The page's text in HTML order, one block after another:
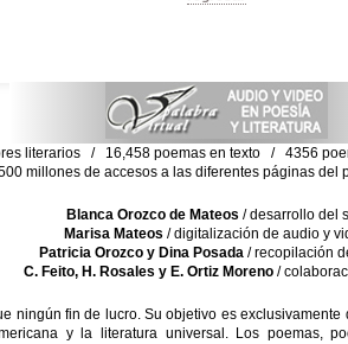
literarios / 16,458 poemas en texto / 4356
millones de accesos a las diferentes páginas del
Blanca Orozco de Mateos / desarrollo del
Marisa Mateos / digitalización de audio y
Patricia Orozco y Dina Posada/ recopilación
C. Feito, H. Rosales y E. Ortiz Moreno/
ningún fin de lucro. Su objetivo es
y la literatura universal. Los poemas,